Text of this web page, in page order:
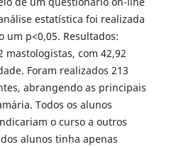
estatística foi realizada
um p<0,05. Resultados:
mastologistas, com 42,92
Foram realizados 213
abrangendo as principais
Todos os alunos
o curso a outros
alunos tinha apenas